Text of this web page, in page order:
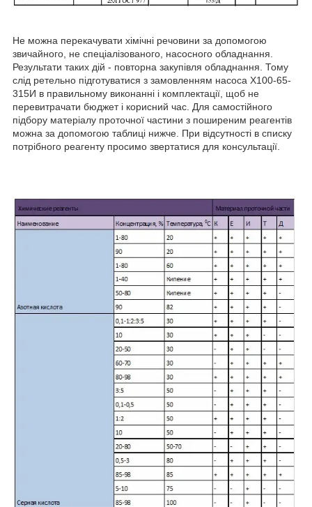
Не можна перекачувати хімічні речовини за допомогою
звичайного, не спеціалізованого, насосного обладнання.
Результати таких дій - повторна закупівля обладнання. Тому
слід ретельно підготуватися з замовленням насоса Х100-65-
315И в правильному виконанні і комплектації, щоб не
перевитрачати бюджет і корисний час. Для самостійного
підбору матеріалу проточної частини з поширеним реагентів
можна за допомогою таблиці нижче. При відсутності в списку
потрібного реагенту просимо звертатися для консультації.